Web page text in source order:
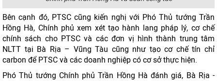
Bên cạnh đó, PTSC cũng kiến nghị với Phó Thủ tướng Trần
Hồng Hà, Chính phủ xem xét tạo hành lang pháp lý, cơ chế
chính sách cho PTSC và các đơn vị hình thành trung tâm
NLTT tại Bà Rịa – Vũng Tàu cũng như tạo cơ chế tín chỉ
carbon để PTSC và các doanh nghiệp có cơ sở thực hiện.
Phó Thủ tướng Chính phủ Trần Hồng Hà đánh giá, Bà Rịa -